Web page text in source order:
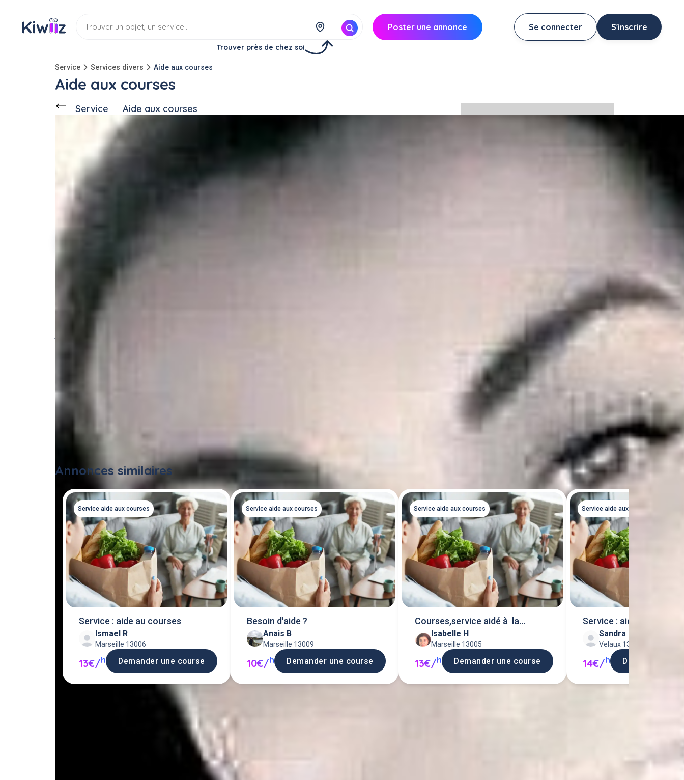
Trouver près de chez soi
Poster une annonce Se connecter S'inscrire
Service Services divers Aide aux courses
Aide aux courses
Service Aide aux courses
Ce voisinpropose ce service Fos-sur-Mer (13270)
Bonjour , face a la crise sanitaire je ne travail plus actuellement et je me propose donc mes
services pour vos courses . n'hésitez pas à me contacter si besoin .
Annonces similaires Tout voir
Service aide aux courses
Service : aide au courses
Ismael R
Marseille 13006
13€/h Demander une course
Service aide aux courses
Besoin d'aide ?
Anais B
Marseille 13009
10€/h Demander une course
Service aide aux courses
Courses,service aidé à la
personne
Isabelle H
Marseille 13005
13€/h Demander une course
Service aide aux courses
Service : aide au
Sandra L
Velaux 13880
14€/h Demander une
Demande un service d'aide aux courses entre
voisins ou proposer mes services d'aide aux